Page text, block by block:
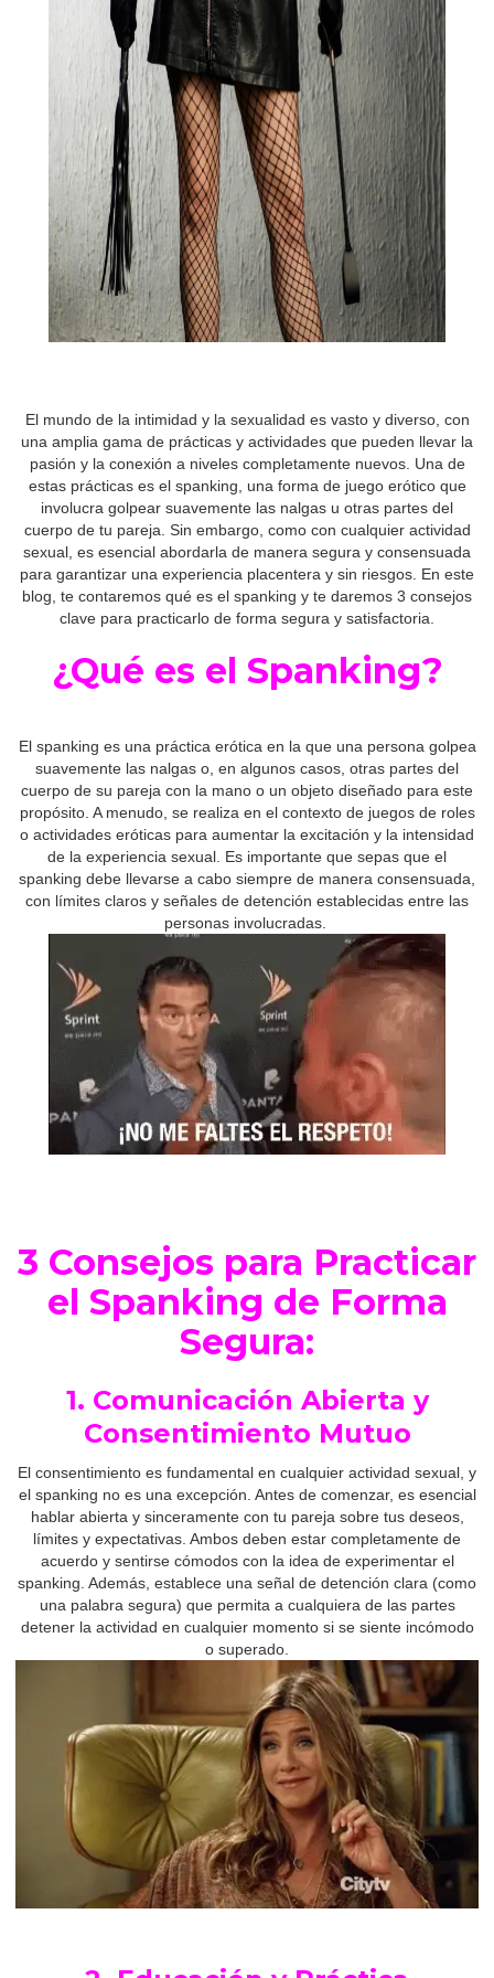
El mundo de la intimidad y la sexualidad es vasto y diverso, con
una amplia gama de prácticas y actividades que pueden llevar la
pasión y la conexión a niveles completamente nuevos. Una de
estas prácticas es el spanking, una forma de juego erótico que
involucra golpear suavemente las nalgas u otras partes del
cuerpo de tu pareja. Sin embargo, como con cualquier actividad
sexual, es esencial abordarla de manera segura y consensuada
para garantizar una experiencia placentera y sin riesgos. En este
blog, te contaremos qué es el spanking y te daremos 3 consejos
clave para practicarlo de forma segura y satisfactoria.
¿Qué es el Spanking?
El spanking es una práctica erótica en la que una persona golpea
suavemente las nalgas o, en algunos casos, otras partes del
cuerpo de su pareja con la mano o un objeto diseñado para este
propósito. A menudo, se realiza en el contexto de juegos de roles
o actividades eróticas para aumentar la excitación y la intensidad
de la experiencia sexual. Es importante que sepas que el
spanking debe llevarse a cabo siempre de manera consensuada,
con límites claros y señales de detención establecidas entre las
personas involucradas.
3 Consejos para Practicar
el Spanking de Forma
Segura:
1. Comunicación Abierta y
Consentimiento Mutuo
El consentimiento es fundamental en cualquier actividad sexual, y
el spanking no es una excepción. Antes de comenzar, es esencial
hablar abierta y sinceramente con tu pareja sobre tus deseos,
límites y expectativas. Ambos deben estar completamente de
acuerdo y sentirse cómodos con la idea de experimentar el
spanking. Además, establece una señal de detención clara (como
una palabra segura) que permita a cualquiera de las partes
detener la actividad en cualquier momento si se siente incómodo
o superado.